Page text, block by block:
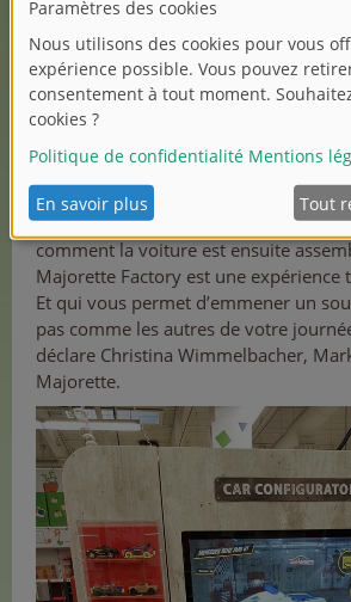
Côté expérience, le stand proposera
intégrée « Build Your Car ». « Nous
étapes de l’IAA Kids World Tour pour
jeunes participants peuvent obtenir
leur pass de collecte Explorer. Sur
dans la halle 4.0, ils pourront créer
miniature via l’écran tactile de notre
pourront faire leur choix entre
carrosseries, intérieurs, pneus et
comment la voiture est ensuite
Majorette Factory est une expérience
Et qui vous permet d’emmener un
pas comme les autres de votre
déclare Christina Wimmelbacher,
Majorette.